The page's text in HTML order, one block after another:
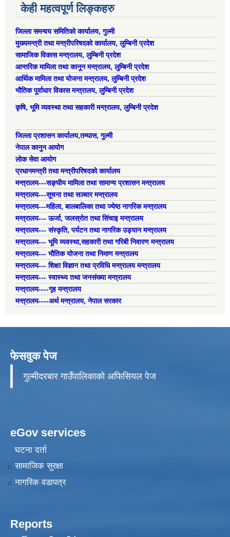
केही महत्वपूर्ण लिङ्कहरु
जिल्ला समन्वय समितिको कार्यालय, गुल्मी
मुख्यमन्त्री तथा मन्त्रीपरिषदको कार्यालय, लुम्बिनी प्रदेश
सामाजिक विकास मन्त्रालय, लुम्बिनी प्रदेश
आन्तरिक मामिला तथा कानून मन्त्रालय, लुम्बिनी प्रदेश
आर्थिक मामिला तथा योजना मन्त्रालय, लुम्बिनी प्रदेश
भौतिक पूर्वाधार विकास मन्त्रालय, लुम्बिनी प्रदेश
कृषि, भूमि व्यवस्था तथा सहकारी मन्त्रालय, लुम्बिनी प्रदेश
जिल्ला प्रशासन कार्यालय,तम्घास, गुल्मी
नेपाल कानुन आयोग
लोक सेवा आयोग
प्रधानमन्त्री तथा मन्त्रीपरिषदको कार्यालय
मन्त्रालय---सङ्घीय मामिला तथा सामान्य प्रशासन मन्त्रालय
मन्त्रालय---सूचना तथा सञ्चार मन्त्रालय
मन्त्रालय---महिला, बालबालिका तथा ज्येष्ठ नागरिक मन्त्रालय
मन्त्रालय--- ऊर्जा, जलस्रोत तथा सिंचाइ मन्त्रालय
मन्त्रालय--- संस्कृति, पर्यटन तथा नागरिक उड्यान मन्त्रालय
मन्त्रालय--- भूमि व्यवस्था,सहकारी तथा गरिबी निवारण मन्त्रालय
मन्त्रालय--- भौतिक योजना तथा निमाण मन्त्रालय
मन्त्रालय--- शिक्षा विज्ञान तथा प्रविधि मन्त्रालय मन्त्रालय
मन्त्रालय--- स्वास्थ्य तथा जनसंख्या मन्त्रालय
मन्त्रालय----गृह मन्त्रालय
मन्त्रालय----अर्थ मन्त्रालय, नेपाल सरकार
फेसवुक पेज
गुल्मीदरबार गाउँपालिकाको अफिसियल पेज
eGov services
घटना दर्ता
सामाजिक सुरक्षा
नागरिक वडापत्र
Reports